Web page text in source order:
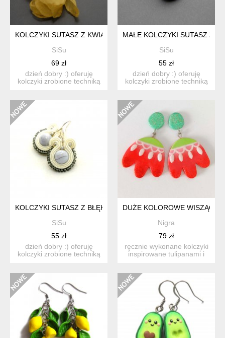
KOLCZYKI SUTASZ Z KWIATKIEM
SiSu
69 zł
dzień dobry :) oferuję
kolczyki zrobione techniką
MAŁE KOLCZYKI SUTASZ Z
SiSu
55 zł
dzień dobry :) oferuję
kolczyki zrobione techniką
KOLCZYKI SUTASZ Z BŁĘKITNYMI AGATAMI
SiSu
55 zł
dzień dobry :) oferuję
kolczyki zrobione techniką
DUŻE KOLOROWE WISZĄCE
Nigra
79 zł
ręcznie wykonane kolczyki
inspirowane tulipanami i